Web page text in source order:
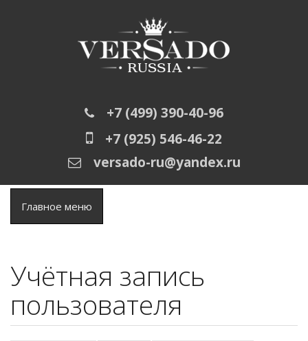
+7 (499) 390-40-96
+7 (925) 546-46-22
versado-ru@yandex.ru
Главное меню
Учётная запись
пользователя